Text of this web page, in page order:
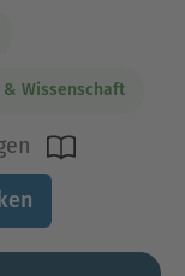
& Wissenschaft